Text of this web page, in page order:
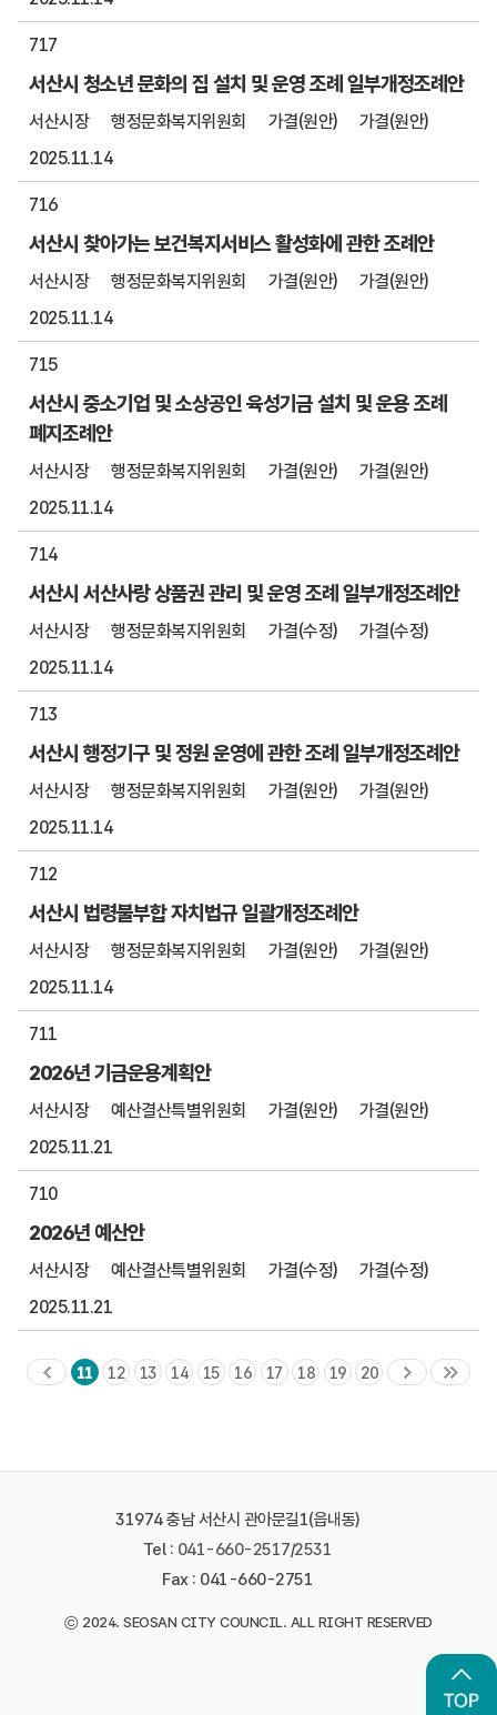
717
서산시 청소년 문화의 집 설치 및 운영 조례 일부개정조례안
서산시장 행정문화복지위원회 가결(원안)
가결(원안)
2025.11.14
716
서산시 찾아가는 보건복지서비스 활성화에 관한 조례안
서산시장 행정문화복지위원회 가결(원안)
가결(원안)
2025.11.14
715
서산시 중소기업 및 소상공인 육성기금 설치 및 운용 조례
폐지조례안
서산시장 행정문화복지위원회 가결(원안)
가결(원안)
2025.11.14
714
서산시 서산사랑 상품권 관리 및 운영 조례 일부개정조례안
서산시장 행정문화복지위원회 가결(수정)
가결(수정)
2025.11.14
713
서산시 행정기구 및 정원 운영에 관한 조례 일부개정조례안
서산시장 행정문화복지위원회 가결(원안)
가결(원안)
2025.11.14
712
서산시 법령불부합 자치법규 일괄개정조례안
서산시장 행정문화복지위원회 가결(원안)
가결(원안)
2025.11.14
711
2026년 기금운용계획안
서산시장 예산결산특별위원회 가결(원안)
가결(원안)
2025.11.21
710
2026년 예산안
서산시장 예산결산특별위원회 가결(수정)
가결(수정)
2025.11.21
11 12 13 14 15 16 17 18 19 20
31974 충남 서산시 관아문길1(읍내동)
Tel : 041-660-2517/2531
Fax : 041-660-2751
©2024. SEOSAN CITY COUNCIL. ALL RIGHT RESERVED